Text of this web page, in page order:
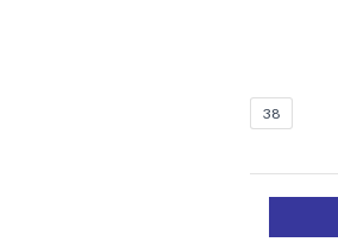
38